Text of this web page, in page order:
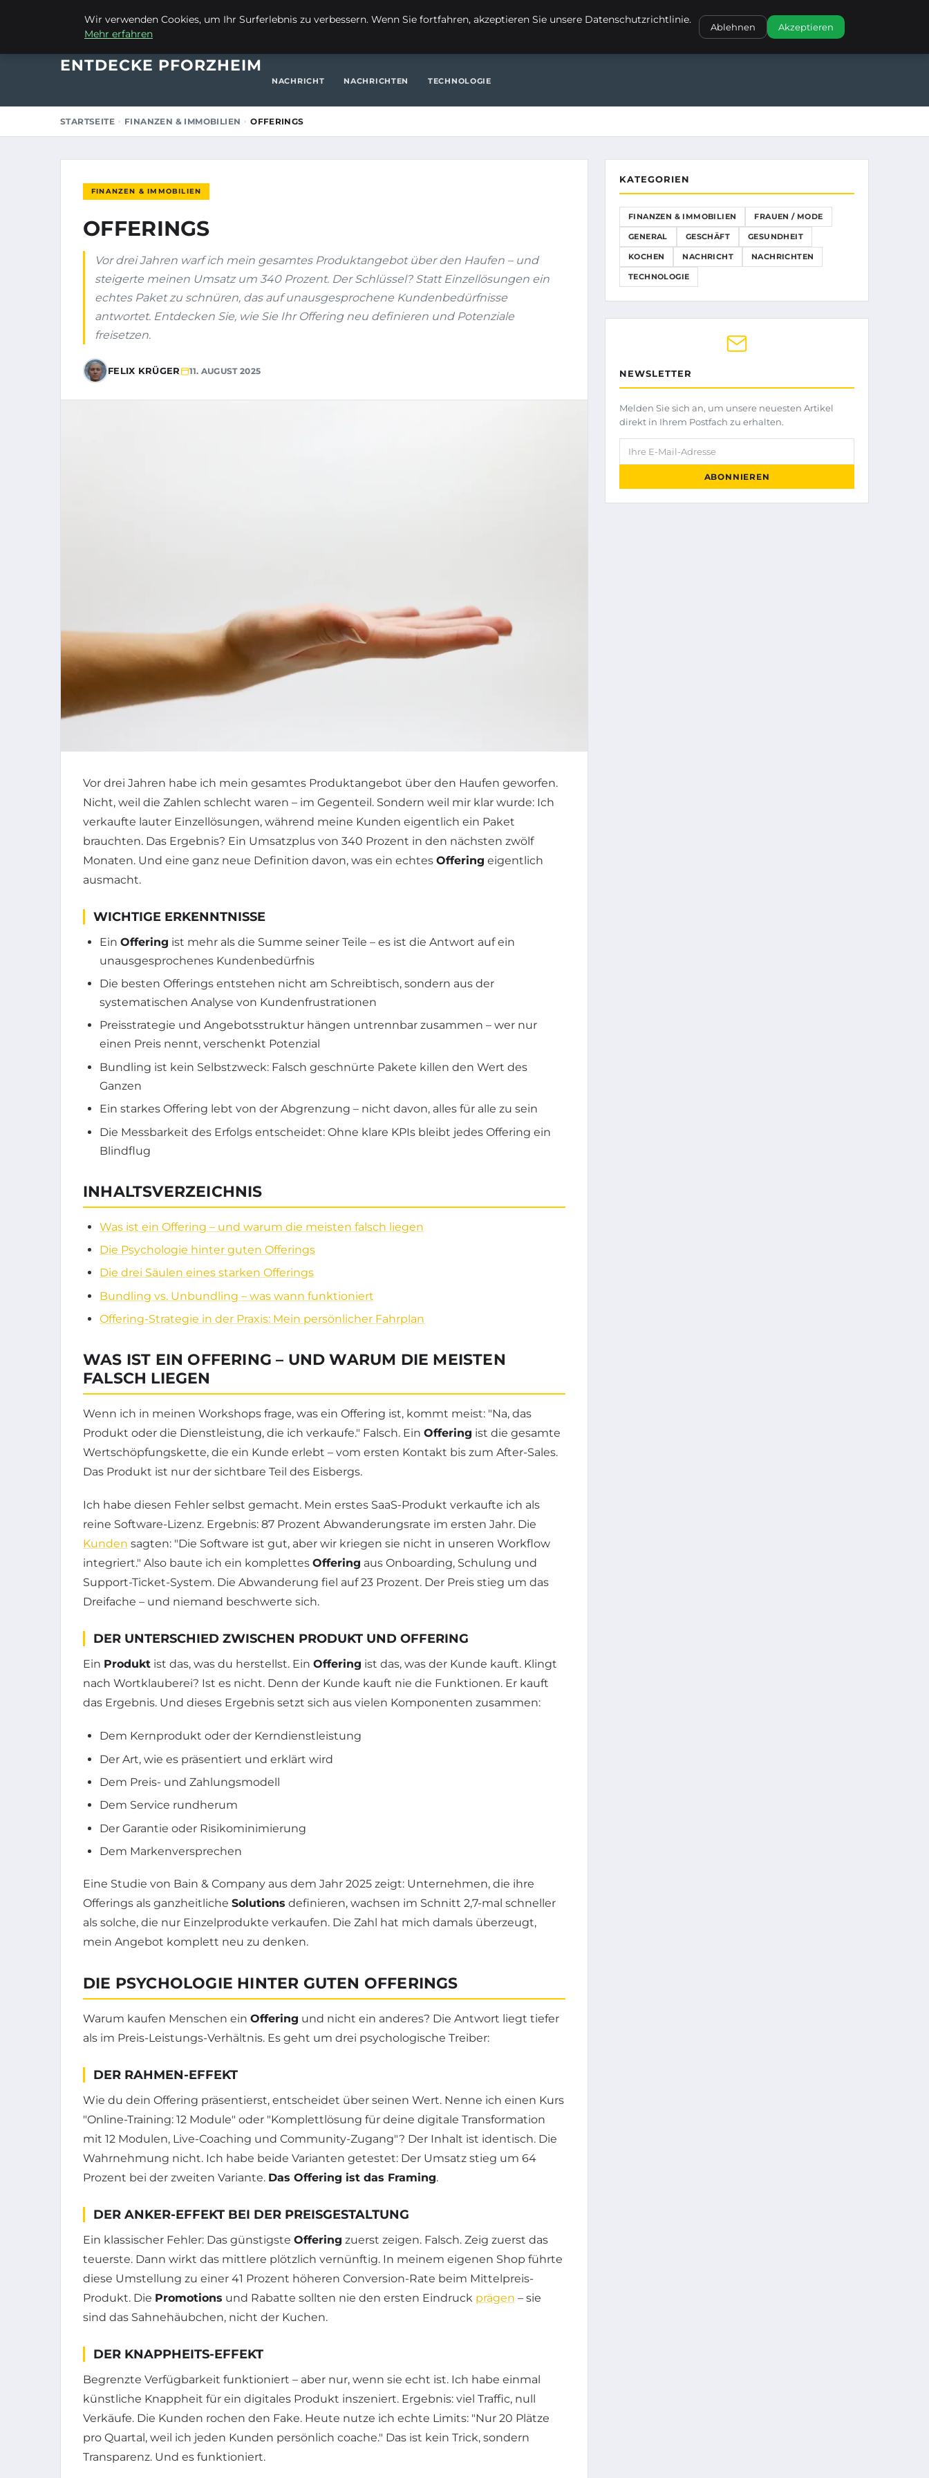
ENTDECKE PFORZHEIM
NACHRICHT NACHRICHTEN TECHNOLOGIE
STARTSEITE FINANZEN & IMMOBILIEN OFFERINGS
FINANZEN & IMMOBILIEN
OFFERINGS
Vor drei Jahren warf ich mein gesamtes Produktangebot über den Haufen – und
steigerte meinen Umsatz um 340 Prozent. Der Schlüssel? Statt Einzellösungen ein
echtes Paket zu schnüren, das auf unausgesprochene Kundenbedürfnisse
antwortet. Entdecken Sie, wie Sie Ihr Offering neu definieren und Potenziale
freisetzen.
FELIX KRÜGER 11. AUGUST 2025
Vor drei Jahren habe ich mein gesamtes Produktangebot über den Haufen geworfen.
Nicht, weil die Zahlen schlecht waren – im Gegenteil. Sondern weil mir klar wurde: Ich
verkaufte lauter Einzellösungen, während meine Kunden eigentlich ein Paket
brauchten. Das Ergebnis? Ein Umsatzplus von 340 Prozent in den nächsten zwölf
Monaten. Und eine ganz neue Definition davon, was ein echtes Offering eigentlich
ausmacht.
WICHTIGE ERKENNTNISSE
Ein Offering ist mehr als die Summe seiner Teile – es ist die Antwort auf ein
unausgesprochenes Kundenbedürfnis
Die besten Offerings entstehen nicht am Schreibtisch, sondern aus der
systematischen Analyse von Kundenfrustrationen
Preisstrategie und Angebotsstruktur hängen untrennbar zusammen – wer nur
einen Preis nennt, verschenkt Potenzial
Bundling ist kein Selbstzweck: Falsch geschnürte Pakete killen den Wert des
Ganzen
Ein starkes Offering lebt von der Abgrenzung – nicht davon, alles für alle zu sein
Die Messbarkeit des Erfolgs entscheidet: Ohne klare KPIs bleibt jedes Offering ein
Blindflug
INHALTSVERZEICHNIS
Was ist ein Offering – und warum die meisten falsch liegen
Die Psychologie hinter guten Offerings
Die drei Säulen eines starken Offerings
Bundling vs. Unbundling – was wann funktioniert
Offering-Strategie in der Praxis: Mein persönlicher Fahrplan
WAS IST EIN OFFERING – UND WARUM DIE MEISTEN
FALSCH LIEGEN
Wenn ich in meinen Workshops frage, was ein Offering ist, kommt meist: "Na, das
Produkt oder die Dienstleistung, die ich verkaufe." Falsch. Ein Offering ist die gesamte
Wertschöpfungskette, die ein Kunde erlebt – vom ersten Kontakt bis zum After-Sales.
Das Produkt ist nur der sichtbare Teil des Eisbergs.
Ich habe diesen Fehler selbst gemacht. Mein erstes SaaS-Produkt verkaufte ich als
reine Software-Lizenz. Ergebnis: 87 Prozent Abwanderungsrate im ersten Jahr. Die
Kunden sagten: "Die Software ist gut, aber wir kriegen sie nicht in unseren Workflow
integriert." Also baute ich ein komplettes Offering aus Onboarding, Schulung und
Support-Ticket-System. Die Abwanderung fiel auf 23 Prozent. Der Preis stieg um das
Dreifache – und niemand beschwerte sich.
DER UNTERSCHIED ZWISCHEN PRODUKT UND OFFERING
Ein Produkt ist das, was du herstellst. Ein Offering ist das, was der Kunde kauft. Klingt
nach Wortklauberei? Ist es nicht. Denn der Kunde kauft nie die Funktionen. Er kauft
das Ergebnis. Und dieses Ergebnis setzt sich aus vielen Komponenten zusammen:
Dem Kernprodukt oder der Kerndienstleistung
Der Art, wie es präsentiert und erklärt wird
Dem Preis- und Zahlungsmodell
Dem Service rundherum
Der Garantie oder Risikominimierung
Dem Markenversprechen
Eine Studie von Bain & Company aus dem Jahr 2025 zeigt: Unternehmen, die ihre
Offerings als ganzheitliche Solutions definieren, wachsen im Schnitt 2,7-mal schneller
als solche, die nur Einzelprodukte verkaufen. Die Zahl hat mich damals überzeugt,
mein Angebot komplett neu zu denken.
DIE PSYCHOLOGIE HINTER GUTEN OFFERINGS
Warum kaufen Menschen ein Offering und nicht ein anderes? Die Antwort liegt tiefer
als im Preis-Leistungs-Verhältnis. Es geht um drei psychologische Treiber:
DER RAHMEN-EFFEKT
Wie du dein Offering präsentierst, entscheidet über seinen Wert. Nenne ich einen Kurs
"Online-Training: 12 Module" oder "Komplettlösung für deine digitale Transformation
mit 12 Modulen, Live-Coaching und Community-Zugang"? Der Inhalt ist identisch. Die
Wahrnehmung nicht. Ich habe beide Varianten getestet: Der Umsatz stieg um 64
Prozent bei der zweiten Variante. Das Offering ist das Framing.
DER ANKER-EFFEKT BEI DER PREISGESTALTUNG
Ein klassischer Fehler: Das günstigste Offering zuerst zeigen. Falsch. Zeig zuerst das
teuerste. Dann wirkt das mittlere plötzlich vernünftig. In meinem eigenen Shop führte
diese Umstellung zu einer 41 Prozent höheren Conversion-Rate beim Mittelpreis-
Produkt. Die Promotions und Rabatte sollten nie den ersten Eindruck prägen – sie
sind das Sahnehäubchen, nicht der Kuchen.
DER KNAPPHEITS-EFFEKT
Begrenzte Verfügbarkeit funktioniert – aber nur, wenn sie echt ist. Ich habe einmal
künstliche Knappheit für ein digitales Produkt inszeniert. Ergebnis: viel Traffic, null
Verkäufe. Die Kunden rochen den Fake. Heute nutze ich echte Limits: "Nur 20 Plätze
pro Quartal, weil ich jeden Kunden persönlich coache." Das ist kein Trick, sondern
Transparenz. Und es funktioniert.
KATEGORIEN
FINANZEN & IMMOBILIEN FRAUEN / MODE
GENERAL GESCHÄFT GESUNDHEIT
KOCHEN NACHRICHT NACHRICHTEN
TECHNOLOGIE
NEWSLETTER
Melden Sie sich an, um unsere neuesten Artikel
direkt in Ihrem Postfach zu erhalten.
Ihre E-Mail-Adresse
ABONNIEREN
Wir verwenden Cookies, um Ihr Surferlebnis zu verbessern. Wenn Sie fortfahren, akzeptieren Sie unsere Datenschutzrichtlinie.
Mehr erfahren
Ablehnen Akzeptieren